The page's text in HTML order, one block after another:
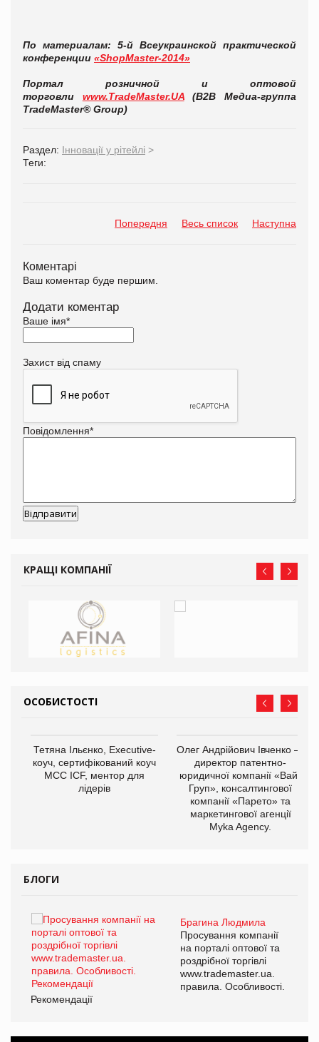
По материалам:
5-й Всеукраинской практической
конференции «ShopMaster-2014»
Портал розничной и оптовой
торговли www.TradeMaster.UA
(В2В Медиа-группа
TradeMaster® Group)
Раздел: Інновації у рітейлі >
Теги:
Попередня Весь список Наступна
Коментарі
Ваш коментар буде першим.
Додати коментар
Ваше імя*
Захист від спаму
Повідомлення*
КРАЩІ КОМПАНІЇ
ОСОБИСТОСТІ
Тетяна Ільєнко, Executive-
коуч, сертифікований коуч
МСС ICF, ментор для
лідерів
Олег Андрійович Івченко —
директор патентно-
юридичної компанії «Вайз
Груп», консалтингової
компанії «Парето» та
маркетингової агенції
Myka Agency.
БЛОГИ
Брагина Людмила
Просування компанії
на порталі оптової та
роздрібної торгівлі
www.trademaster.ua.
правила. Особливості.
Рекомендації